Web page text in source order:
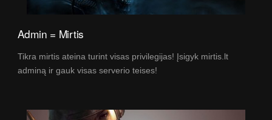
Admin = Mirtis
Tikra mirtis ateina turint visas privilegijas! Įsigyk mirtis.lt
adminą ir gauk visas serverio teises!